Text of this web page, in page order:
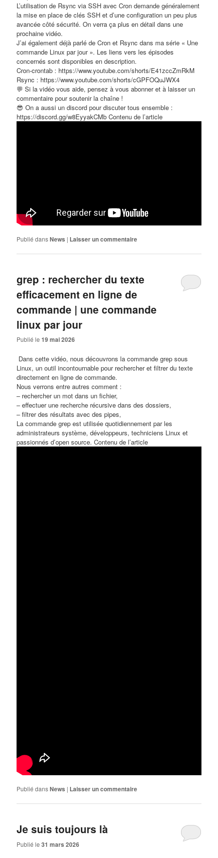
L’utilisation de Rsync via SSH avec Cron demande généralement
la mise en place de clés SSH et d’une configuration un peu plus
avancée côté sécurité. On verra ça plus en détail dans une
prochaine vidéo.
J’ai également déjà parlé de Cron et Rsync dans ma série « Une
commande Linux par jour ». Les liens vers les épisodes
concernés sont disponibles en description.
Cron-crontab : https://www.youtube.com/shorts/E41zccZmRkM
Rsync : https://www.youtube.com/shorts/cGPFOQuJWX4
💬 Si la vidéo vous aide, pensez à vous abonner et à laisser un
commentaire pour soutenir la chaîne !
😎​ On a aussi un discord pour discuter tous ensemble :
https://discord.gg/w8EyyakCMb Contenu de l’article
Publié dansNews | Laisser un commentaire
grep : rechercher du texte
efficacement en ligne de
commande | une commande
linux par jour
Publié le19 mai 2026
​ Dans cette vidéo, nous découvrons la commande grep sous
Linux, un outil incontournable pour rechercher et filtrer du texte
directement en ligne de commande.
Nous verrons entre autres comment :
– rechercher un mot dans un fichier,
– effectuer une recherche récursive dans des dossiers,
– filtrer des résultats avec des pipes,
La commande grep est utilisée quotidiennement par les
administrateurs système, développeurs, techniciens Linux et
passionnés d’open source. Contenu de l’article
Publié dansNews | Laisser un commentaire
Je suis toujours là
Publié le31 mars 2026